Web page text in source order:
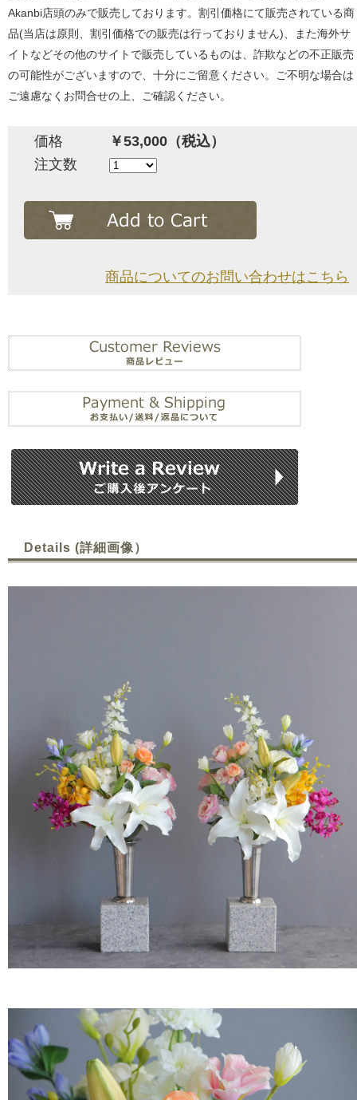
Akanbi店頭のみで販売しております。割引価格にて販売されている商
品(当店は原則、割引価格での販売は行っておりません)、また海外サ
イトなどその他のサイトで販売しているものは、詐欺などの不正販売
の可能性がございますので、十分にご留意ください。ご不明な場合は
ご遠慮なくお問合せの上、ご確認ください。
価格
￥53,000（税込）
注文数
商品についてのお問い合わせはこちら
Details (詳細画像）